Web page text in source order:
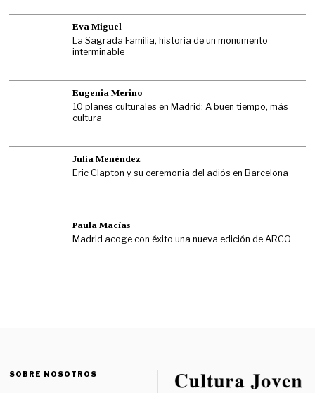
Eva Miguel
La Sagrada Familia, historia de un monumento
interminable
Eugenia Merino
10 planes culturales en Madrid: A buen tiempo, más
cultura
Julia Menéndez
Eric Clapton y su ceremonia del adiós en Barcelona
Paula Macías
Madrid acoge con éxito una nueva edición de ARCO
SOBRE NOSOTROS